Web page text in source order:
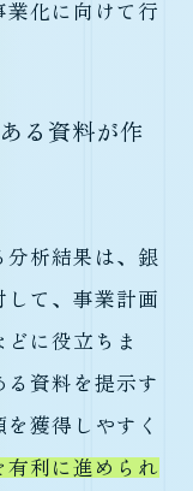
業化に向けて行
る資料が作
分析結果は、銀
して、事業計画
に役立ちま
資料を提示す
獲得しやすく
有利に進められ